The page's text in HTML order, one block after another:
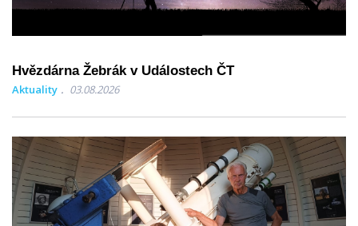
Hvězdárna Žebrák v Událostech ČT
Aktuality 03.08.2026